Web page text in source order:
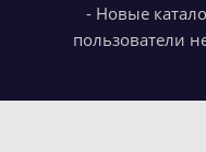
- Новые
пользователи